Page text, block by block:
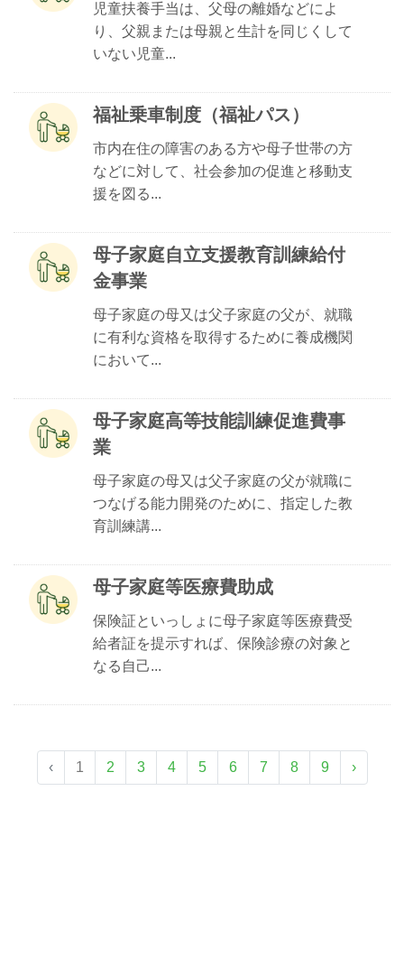
児童扶養手当は、父母の離婚などによ
り、父親または母親と生計を同じくして
いない児童...
福祉乗車制度（福祉パス）
市内在住の障害のある方や母子世帯の方
などに対して、社会参加の促進と移動支
援を図る...
母子家庭自立支援教育訓練給付
金事業
母子家庭の母又は父子家庭の父が、就職
に有利な資格を取得するために養成機関
において...
母子家庭高等技能訓練促進費事
業
母子家庭の母又は父子家庭の父が就職に
つなげる能力開発のために、指定した教
育訓練講...
母子家庭等医療費助成
保険証といっしょに母子家庭等医療費受
給者証を提示すれば、保険診療の対象と
なる自己...
‹ 1 2 3 4 5 6 7 8 9 ›